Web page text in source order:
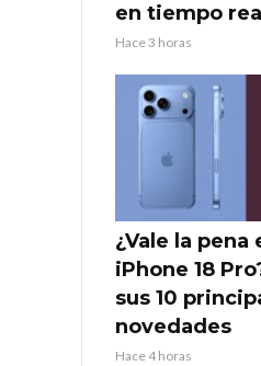
en tiempo real
Hace 3 horas
¿Vale la pena
iPhone 18
sus 10
novedades
Hace 4 horas